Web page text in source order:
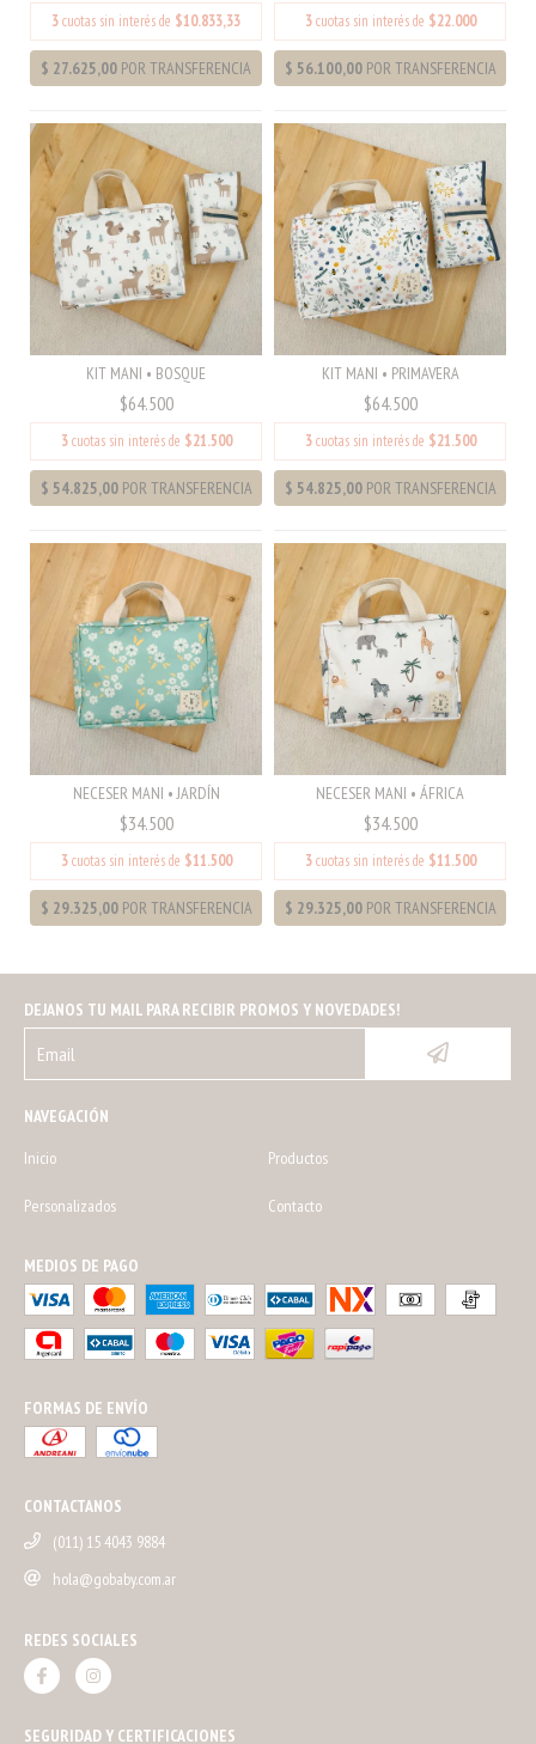
3cuotas sin interés de $10.833,33 3cuotas sin interés de $22.000
KIT MANI • BOSQUE
$64.500
3cuotas sin interés de $21.500
KIT MANI • PRIMAVERA
$64.500
3cuotas sin interés de $21.500
NECESER MANI • JARDÍN
$34.500
3cuotas sin interés de $11.500
NECESER MANI • ÁFRICA
$34.500
3cuotas sin interés de $11.500
DEJANOS TU MAIL PARA RECIBIR PROMOS Y NOVEDADES!
NAVEGACIÓN
Inicio
Productos
Personalizados Contacto
MEDIOS DE PAGO
FORMAS DE ENVÍO
CONTACTANOS
(011) 15 4043 9884
hola@gobaby.com.ar
REDES SOCIALES
SEGURIDAD Y CERTIFICACIONES